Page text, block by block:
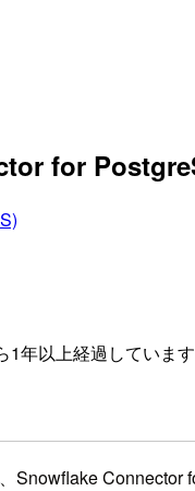
for
1年以上経過していま
Snowflake Connector